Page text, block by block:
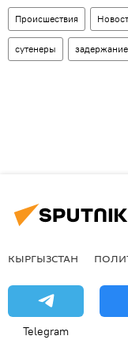
Происшествия
сутенеры задержание
КЫРГЫЗСТАН
Telegram